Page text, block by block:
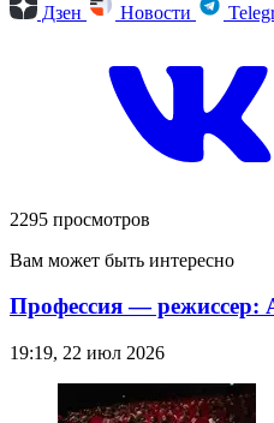
Дзен Новости
2295 просмотров
Вам может быть интересно
Профессия — режиссер:
19:19, 22 июл 2026